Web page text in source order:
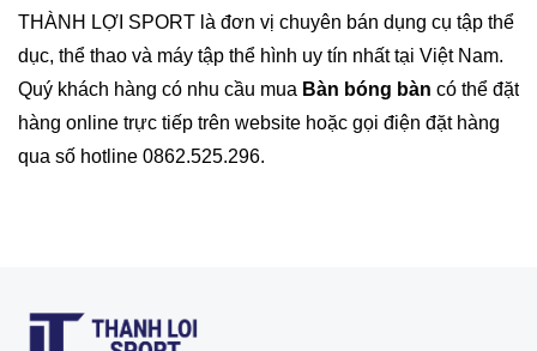
THÀNH LỢI SPORT là đơn vị chuyên bán dụng cụ tập thể
dục, thể thao và máy tập thể hình uy tín nhất tại Việt Nam.
Quý khách hàng có nhu cầu mua Bàn bóng bàn có thể đặt
hàng online trực tiếp trên website hoặc gọi điện đặt hàng
qua số hotline 0862.525.296.